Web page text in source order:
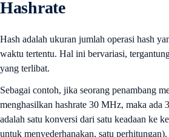
Hashrate
Hash adalah ukuran jumlah operasi hash
waktu tertentu. Hal ini bervariasi,
yang terlibat.
Sebagai contoh, jika seorang penambang
menghasilkan hashrate 30 MHz, maka ada
adalah satu konversi dari satu keadaan ke
untuk menyederhanakan, satu